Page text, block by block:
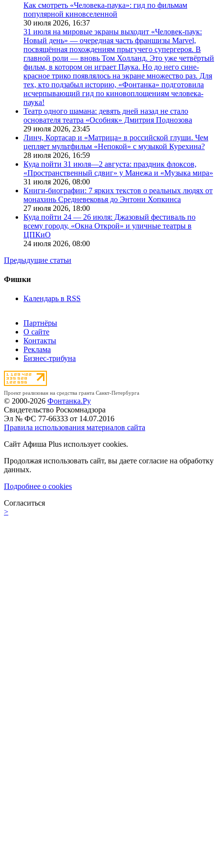
Как смотреть «Человека-паука»: гид по фильмам
популярной киновселенной
30 июля 2026, 16:37
31 июля на мировые экраны выходит «Человек-паук:
Новый день» — очередная часть франшизы Marvel,
посвящённая похождениям прыгучего супергероя. В
главной роли — вновь Том Холланд. Это уже четвёртый
фильм, в котором он играет Паука. Но до него сине-
красное трико появлялось на экране множество раз. Для
тех, кто подзабыл историю, «Фонтанка» подготовила
исчерпывающий гид по киновоплощениям человека-
паука!
Театр одного шамана: девять дней назад не стало
основателя театра «Особняк» Дмитрия Поднозова
29 июля 2026, 23:45
Линч, Кортасар и «Матрица» в российской глуши. Чем
цепляет мультфильм «Непокой» с музыкой Курехина?
28 июля 2026, 16:59
Куда пойти 31 июля—2 августа: праздник флоксов,
«Пространственный сдвиг» у Манежа и «Музыка мира»
31 июля 2026, 08:00
Книги-биографии: 7 ярких текстов о реальных людях от
монахинь Средневековья до Энтони Хопкинса
27 июля 2026, 18:00
Куда пойти 24 — 26 июля: Джазовый фестиваль по
всему городу, «Окна Открой» и уличные театры в
ЦПКиО
24 июля 2026, 08:00
Предыдущие статьи
Фишки
Календарь в RSS
Партнёры
О сайте
Контакты
Реклама
Бизнес-трибуна
Проект реализован на средства гранта Санкт-Петербурга
© 2000-2026 Фонтанка.Ру
Свидетельство Роскомнадзора
Эл № ФС 77-66333 от 14.07.2016
Правила использования материалов сайта
Сайт Афиша Plus использует cookies.
Продолжая использовать сайт, вы даете согласие на обработку
данных.
Подробнее о cookies
Согласиться
>